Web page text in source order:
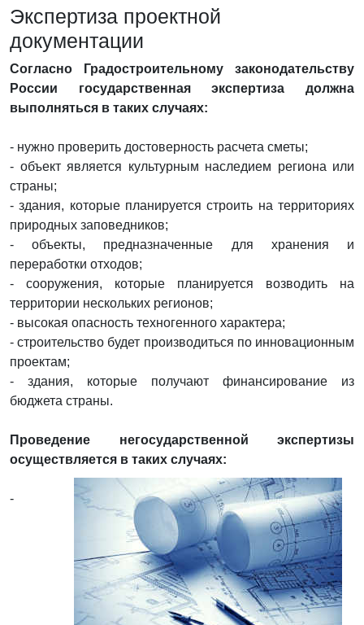
Экспертиза проектной
документации
Согласно Градостроительному законодательству
России государственная экспертиза должна
выполняться в таких случаях:
- нужно проверить достоверность расчета сметы;
- объект является культурным наследием региона или
страны;
- здания, которые планируется строить на территориях
природных заповедников;
- объекты, предназначенные для хранения и
переработки отходов;
- сооружения, которые планируется возводить на
территории нескольких регионов;
- высокая опасность техногенного характера;
- строительство будет производиться по инновационным
проектам;
- здания, которые получают финансирование из
бюджета страны.
Проведение негосударственной экспертизы
осуществляется в таких случаях:
-